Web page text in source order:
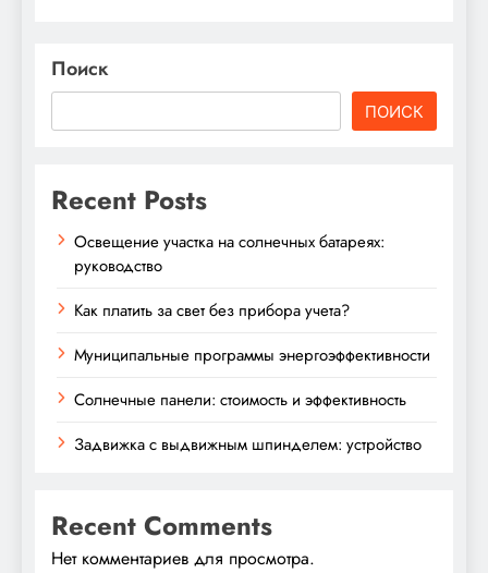
Поиск
ПОИСК
Recent Posts
Освещение участка на солнечных батареях:
руководство
Как платить за свет без прибора учета?
Муниципальные программы энергоэффективности
Солнечные панели: стоимость и эффективность
Задвижка с выдвижным шпинделем: устройство
Recent Comments
Нет комментариев для просмотра.